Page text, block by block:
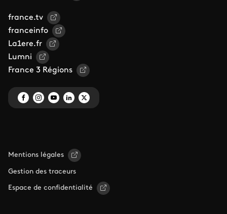
france.tv
franceinfo
La1ere.fr
Lumni
France 3 Régions
Mentions légales
Gestion des traceurs
Espace de confidentialité